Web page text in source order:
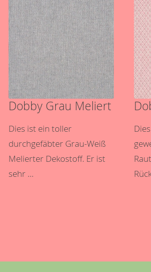
Dobby Grau Meliert
Dies ist ein toller
durchgefäbter Grau-Weiß
Melierter Dekostoff. Er ist
sehr ...